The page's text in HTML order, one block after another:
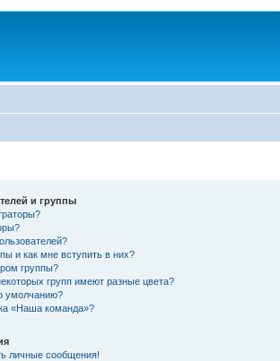
и группы
и как мне вступить в них?
группы?
групп имеют разные цвета?
умолчанию?
«Наша команда»?
личные сообщения!